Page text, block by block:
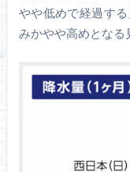
やや低めで経過す
みかやや高めとなる